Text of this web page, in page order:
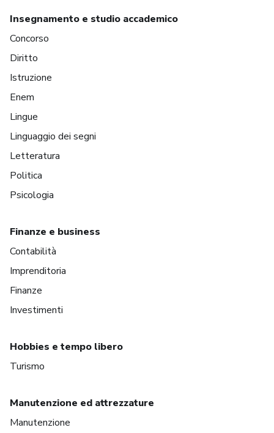
Insegnamento e studio accademico
Concorso
Diritto
Istruzione
Enem
Lingue
Linguaggio dei segni
Letteratura
Politica
Psicologia
Finanze e business
Contabilità
Imprenditoria
Finanze
Investimenti
Hobbies e tempo libero
Turismo
Manutenzione ed attrezzature
Manutenzione